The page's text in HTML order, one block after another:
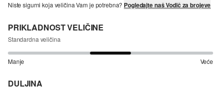
Niste sigurni koja veličina Vam je potrebna? Pogledajte naš Vodič za brojeve
PRIKLADNOST VELIČINE
Standardna veličina
Manje Veće
DULJINA